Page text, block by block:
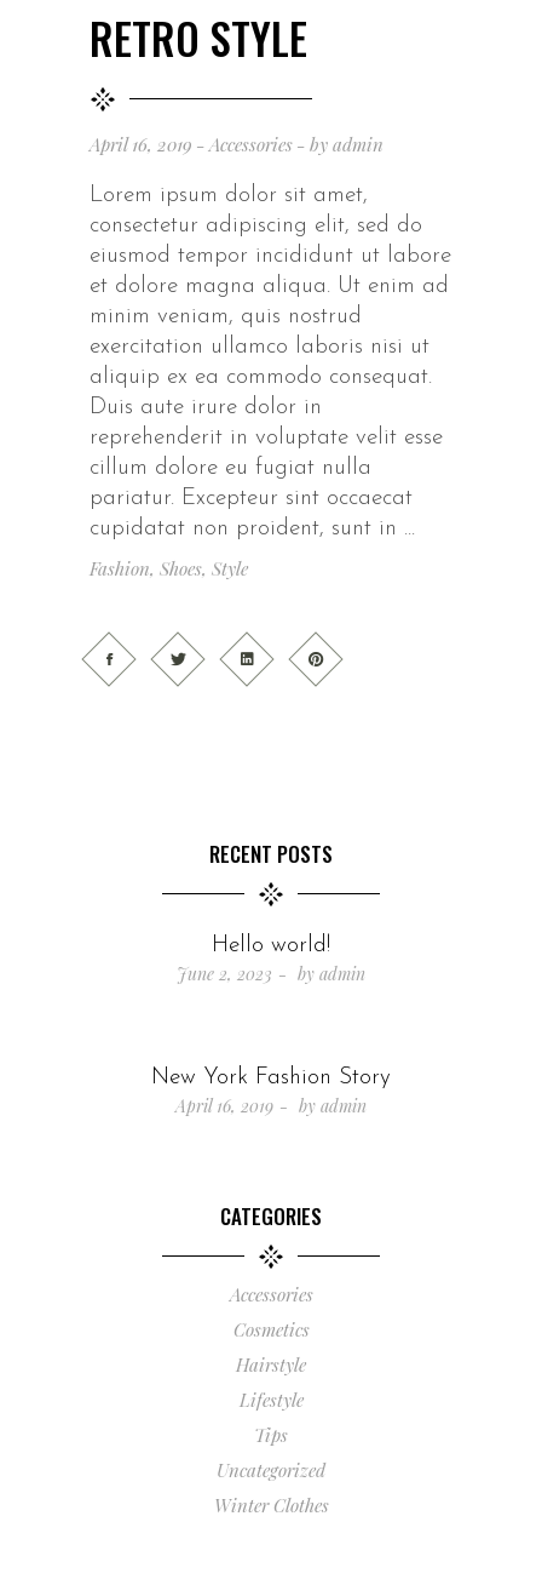
RETRO STYLE
April 16, 2019 Accessories by admin
Lorem ipsum dolor sit amet,
consectetur adipiscing elit, sed do
eiusmod tempor incididunt ut labore
et dolore magna aliqua. Ut enim ad
minim veniam, quis nostrud
exercitation ullamco laboris nisi ut
aliquip ex ea commodo consequat.
Duis aute irure dolor in
reprehenderit in voluptate velit esse
cillum dolore eu fugiat nulla
pariatur. Excepteur sint occaecat
cupidatat non proident, sunt in
Fashion, Shoes, Style
RECENT POSTS
Hello world!
June 2, 2023
by admin
New York Fashion Story
April 16, 2019
by admin
CATEGORIES
Accessories
Cosmetics
Hairstyle
Lifestyle
Tips
Uncategorized
Winter Clothes